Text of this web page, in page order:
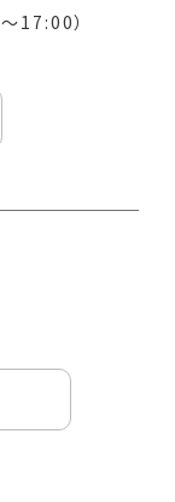
17:00）